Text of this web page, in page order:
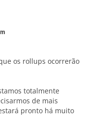
os rollups ocorrerão
totalmente
de mais
pronto há muito